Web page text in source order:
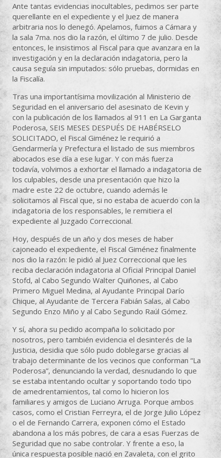
Ante tantas evidencias inocultables, pedimos ser parte
querellante en el expediente y el Juez de manera
arbitraria nos lo denegó. Apelamos, fuimos a Cámara y
la sala 7ma. nos dio la razón, el último 7 de julio. Desde
entonces, le insistimos al Fiscal para que avanzara en la
investigación y en la declaración indagatoria, pero la
causa seguía sin imputados: sólo pruebas, dormidas en
la Fiscalía.
Tras una importantísima movilización al Ministerio de
Seguridad en el aniversario del asesinato de Kevin y
con la publicación de los llamados al 911 en La Garganta
Poderosa, SEIS MESES DESPUÉS DE HABÉRSELO
SOLICITADO, el Fiscal Giménez le requirió a
Gendarmería y Prefectura el listado de sus miembros
abocados ese día a ese lugar. Y con más fuerza
todavía, volvimos a exhortar el llamado a indagatoria de
los culpables, desde una presentación que hizo la
madre este 22 de octubre, cuando además le
solicitamos al Fiscal que, si no estaba de acuerdo con la
indagatoria de los responsables, le remitiera el
expediente al Juzgado Correccional.
Hoy, después de un año y dos meses de haber
cajoneado el expediente, el Fiscal Giménez finalmente
nos dio la razón: le pidió al Juez Correccional que les
reciba declaración indagatoria al Oficial Principal Daniel
Stofd, al Cabo Segundo Walter Quiñones, al Cabo
Primero Miguel Medina, al Ayudante Principal Darío
Chique, al Ayudante de Tercera Fabián Salas, al Cabo
Segundo Enzo Miño y al Cabo Segundo Raúl Gómez.
Y sí, ahora su pedido acompaña lo solicitado por
nosotros, pero también evidencia el desinterés de la
Justicia, desidia que sólo pudo doblegarse gracias al
trabajo determinante de los vecinos que conforman “La
Poderosa”, denunciando la verdad, desnudando lo que
se estaba intentando ocultar y soportando todo tipo
de amedrentamientos, tal como lo hicieron los
familiares y amigos de Luciano Arruga. Porque ambos
casos, como el Cristian Ferreyra, el de Jorge Julio López
o el de Fernando Carrera, exponen cómo el Estado
abandona a los más pobres, de cara a esas Fuerzas de
Seguridad que no sabe controlar. Y frente a eso, la
única respuesta posible nació en Zavaleta, con el grito